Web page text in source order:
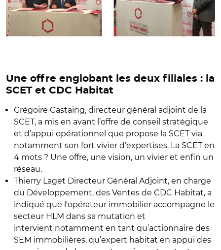
Une offre englobant les deux filiales : la
SCET et CDC Habitat
Grégoire Castaing, directeur général adjoint de la
SCET, a mis en avant l’offre de conseil stratégique
et d’appui opérationnel que propose la SCET via
notamment son fort vivier d’expertises. La SCET en
4 mots ? Une offre, une vision, un vivier et enfin un
réseau.
Thierry Laget Directeur Général Adjoint, en charge
du Développement, des Ventes de CDC Habitat, a
indiqué que l'opérateur immobilier accompagne le
secteur HLM dans sa mutation et
intervient notamment en tant qu’actionnaire des
SEM immobilières, qu’expert habitat en appui des